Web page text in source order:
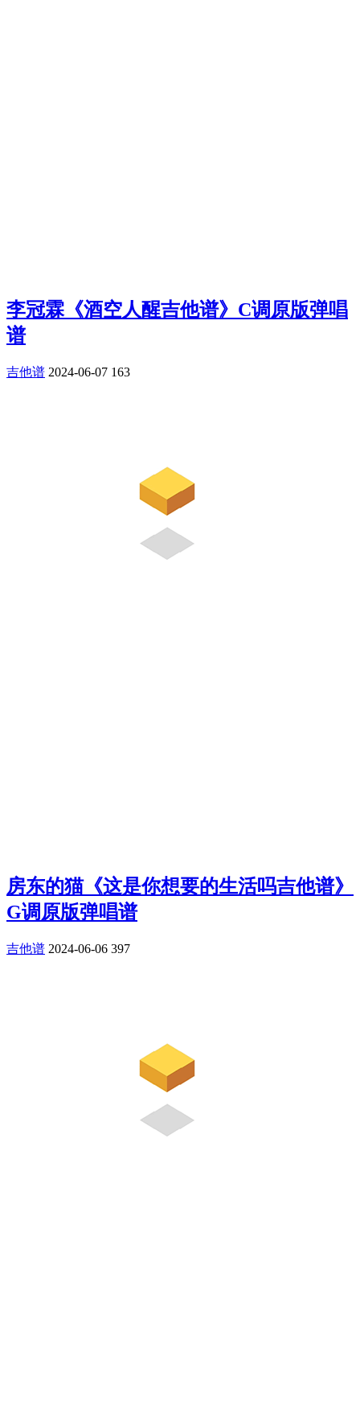
李冠霖《酒空人醒吉他谱》C调原版弹唱
谱
吉他谱 2024-06-07 163
房东的猫《这是你想要的生活吗吉他谱》
G调原版弹唱谱
吉他谱 2024-06-06 397